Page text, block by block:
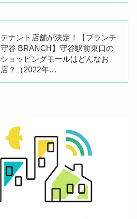
テナント店舗が決定！【ブランチ
守谷 BRANCH】守谷駅前東口の
ショッピングモールはどんなお
店？（2022年…